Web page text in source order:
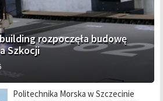
rozpoczęła budowę
Szkocji
Politechnika Morska w Szczecinie